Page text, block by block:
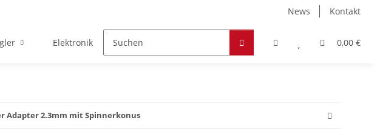
News Kontakt
0,00 €
Elektronik Zubehör Hobby & Freizeit Werkstoffe
Adapter 2.3mm mit Spinnerkonus